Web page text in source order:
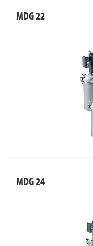
MDG 22
MDG 24